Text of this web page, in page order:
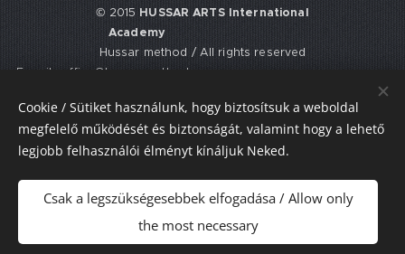
© 2015 HUSSAR ARTS International
Academy
Hussar method / All rights reserved
E-mail: office@hussarmethod.com
Flat 3, 9. Fisher Place, EH17 8UY,
Edinburgh, UNITED KINGDOM
Nyelvek
Magyar
American English
Cookie / Sütiket használunk, hogy biztosítsuk a weboldal
megfelelő működését és biztonságát, valamint hogy a lehető
legjobb felhasználói élményt kínáljuk Neked.
Csak a legszükségesebbek elfogadása / Allow only
the most necessary